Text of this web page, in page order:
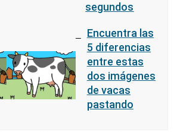
segundos
Encuentra las
5 diferencias
entre estas
dos imágenes
de vacas
pastando